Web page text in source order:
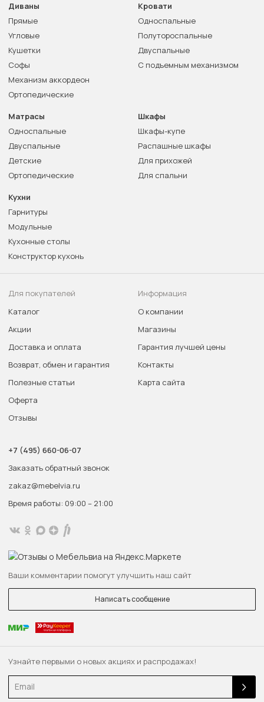
Узнайте первыми о новых акциях и распродажах!
Email
Диваны
Прямые
Угловые
Кушетки
Софы
Механизм аккордеон
Ортопедические
Кровати
Односпальные
Полутороспальные
Двуспальные
С подъемным механизмом
Матрасы
Односпальные
Двуспальные
Детские
Ортопедические
Шкафы
Шкафы-купе
Распашные шкафы
Для прихожей
Для спальни
Кухни
Гарнитуры
Модульные
Кухонные столы
Конструктор кухонь
Для покупателей
Каталог
Акции
Доставка и оплата
Возврат, обмен и гарантия
Полезные статьи
Оферта
Отзывы
Информация
О компании
Магазины
Гарантия лучшей цены
Контакты
Карта сайта
+7 (495) 660-06-07
Заказать обратный звонок
zakaz@mebelvia.ru
Время работы: 09:00 – 21:00
Ваши комментарии помогут улучшить наш сайт
Написать сообщение